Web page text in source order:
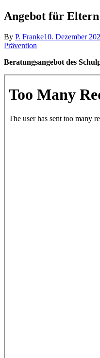
Angebot für Eltern
By P. Franke10. Dezember
Prävention
Beratungsangebot des